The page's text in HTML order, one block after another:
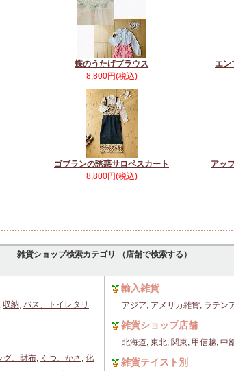
蝶のうたげブラウス
8,800円(税込)
エン
ゴブランの誘惑サロペスカート
8,800円(税込)
アッ
雑貨ショップ検索カテゴリ （店舗で検索する）
, 収納, バス、トイレタリ
グ、財布, くつ、かさ , 化
輸入雑貨
アジア, アメリカ雑貨, ラテン
雑貨ショップ店舗
北海道, 東北, 関東, 甲信越, 中
雑貨テイスト別